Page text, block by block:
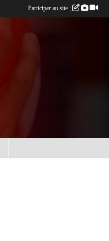
Participer au site :